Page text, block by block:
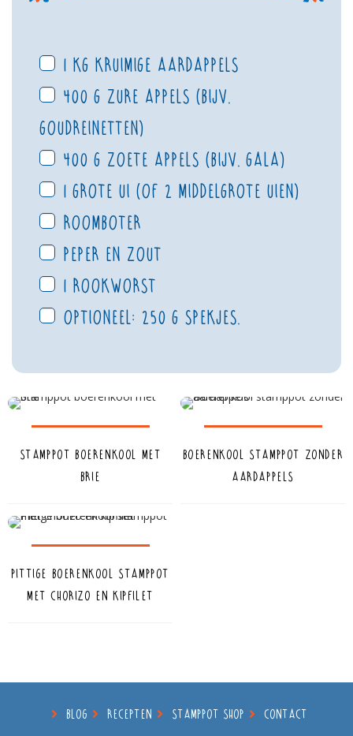
1 kg kruimige aardappels
400 g zure appels (bijv.
Goudreinetten)
400 g zoete appels (bijv. Gala)
1 grote ui (of 2 middelgrote uien)
roomboter
peper en zout
1 rookworst
optioneel: 250 g spekjes.
Stamppot boerenkool met
brie
Boerenkool stamppot zonder
aardappels
Pittige boerenkool stamppot
met chorizo en kipfilet
BLOG RECEPTEN STAMPPOT SHOP CONTACT